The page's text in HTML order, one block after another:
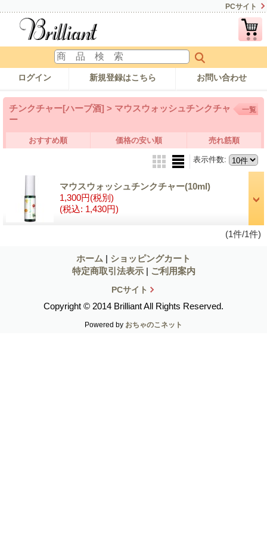
PCサイト
ログイン 新規登録はこちら お問い合わせ
チンクチャー[ハーブ酒] > マウスウォッシュチンクチャ
ー
一覧
おすすめ順 価格の安い順 売れ筋順
表示件数:
マウスウォッシュチンクチャー(10ml)
1,300円(税別)
(税込: 1,430円)
(1件/1件)
ホーム | ショッピングカート
特定商取引法表示 | ご利用案内
PCサイト
Copyright © 2014 Brilliant All Rights Reserved.
Powered by おちゃのこネット